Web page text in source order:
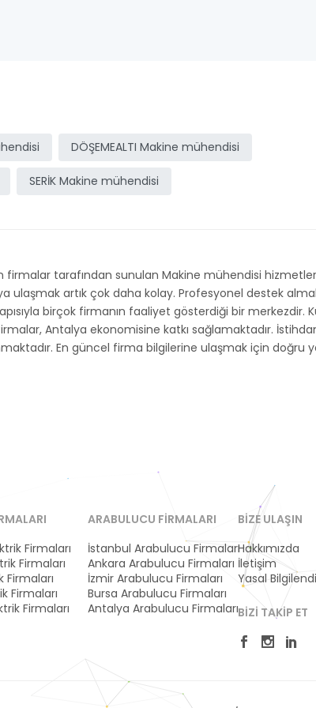
DÖŞEMEALTI Makine mühendisi
SERİK Makine mühendisi
tarafından sunulan Makine mühendisi
ulaşmak artık çok daha kolay. Profesyonel destek
birçok firmanın faaliyet gösterdiği bir merkezdir.
Antalya ekonomisine katkı sağlamaktadır.
En güncel firma bilgilerine ulaşmak için doğru
Firmaları
Firmaları
Firmaları
Firmaları
Firmaları
ARABULUCU FIRMALARI
İstanbul Arabulucu Firmaları
Ankara Arabulucu Firmaları
İzmir Arabulucu Firmaları
Bursa Arabulucu Firmaları
Antalya Arabulucu Firmaları
BIZE ULAŞIN
Hakkımızda
İletişim
Yasal
BIZI TAKIP ET